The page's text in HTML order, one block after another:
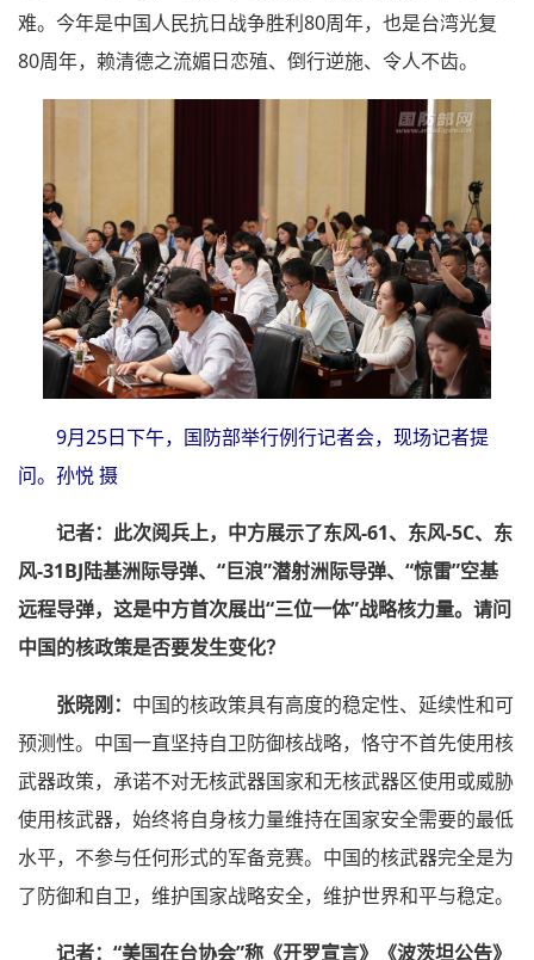
难。今年是中国人民抗日战争胜利80周年，也是台湾光复
80周年，赖清德之流媚日恋殖、倒行逆施、令人不齿。
9月25日下午，国防部举行例行记者会，现场记者提
问。孙悦 摄
记者：此次阅兵上，中方展示了东风-61、东风-5C、东
风-31BJ陆基洲际导弹、“巨浪”潜射洲际导弹、“惊雷”空基
远程导弹，这是中方首次展出“三位一体”战略核力量。请问
中国的核政策是否要发生变化？
张晓刚： 中国的核政策具有高度的稳定性、延续性和可
预测性。中国一直坚持自卫防御核战略，恪守不首先使用核
武器政策，承诺不对无核武器国家和无核武器区使用或威胁
使用核武器，始终将自身核力量维持在国家安全需要的最低
水平，不参与任何形式的军备竞赛。中国的核武器完全是为
了防御和自卫，维护国家战略安全，维护世界和平与稳定。
记者：“美国在台协会”称《开罗宣言》《波茨坦公告》